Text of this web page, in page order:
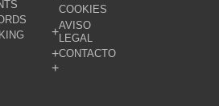
COOKIES
AVISO
LEGAL
CONTACTO